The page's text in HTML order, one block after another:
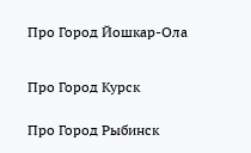
Про Город Йошкар-Ола
Про Город Курск
Про Город Рыбинск